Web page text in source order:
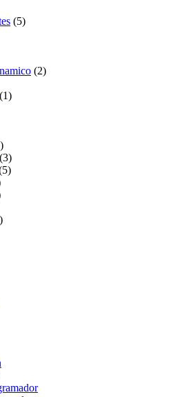
(5)
(2)
(1)
(3)